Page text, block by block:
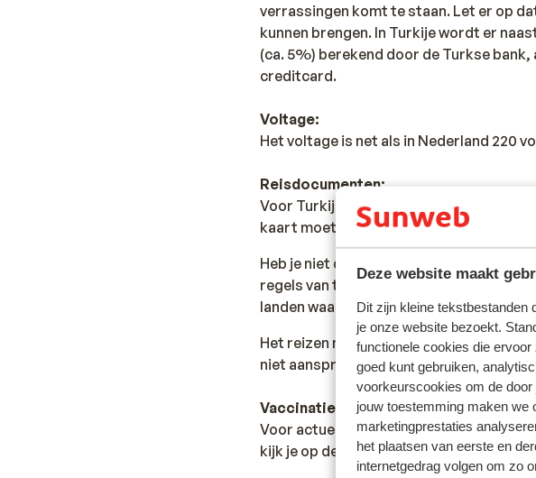
Deze website maakt
Dit zijn kleine tekstbestanden
je onze website bezoekt.
functionele cookies die
goed kunt gebruiken,
voorkeurscookies om de
jouw toestemming maken we
marketingprestaties
het plaatsen van eerste en
internetgedrag volgen om zo
verrassingen komt te staan. Let er op
kunnen brengen. In Turkije wordt er
(ca. 5%) berekend door de Turkse
creditcard.
Voltage:
Het voltage is net als in Nederland 220
Reisdocumenten:
Voor Turkije dien je in het bezit te zijn
kaart moet nog minstens 150 dagen
Heb je niet de Nederlandse nationaliteit,
regels van toepassing zijn. Dit vraag je
landen waar je doorheen reist.
Het reizen met de juiste documenten is
niet aansprakelijk worden gesteld.
Vaccinatie:
Voor actuele informatie betreffende
kijk je op de site van LCR: https://